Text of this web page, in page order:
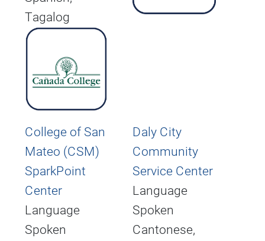
Tagalog
College of San
Mateo (CSM)
SparkPoint
Center
Language
Spoken
Daly City
Community
Service Center
Language
Spoken
Cantonese,